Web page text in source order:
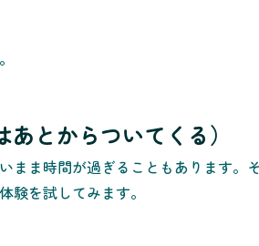
とからついてくる）
まま時間が過ぎることもあります。
験を試してみます。